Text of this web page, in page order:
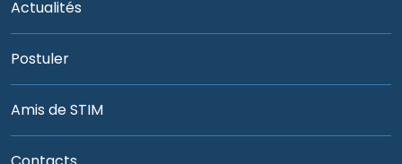
Actualités
Postuler
Amis de STIM